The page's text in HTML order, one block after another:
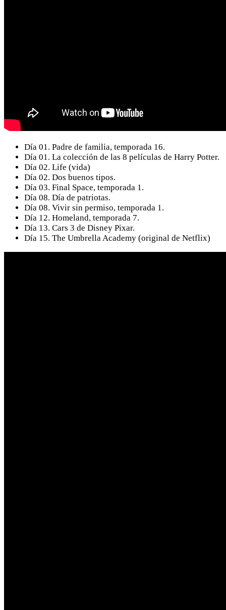
Día 01. Padre de familia, temporada 16.
Día 01. La colección de las 8 películas de Harry Potter.
Día 02. Life (vida)
Día 02. Dos buenos tipos.
Día 03. Final Space, temporada 1.
Día 08. Día de patriotas.
Día 08. Vivir sin permiso, temporada 1.
Día 12. Homeland, temporada 7.
Día 13. Cars 3 de Disney Pixar.
Día 15. The Umbrella Academy (original de Netflix)